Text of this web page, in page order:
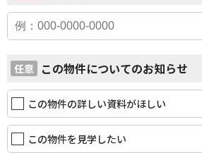
任意 この物件についてのお知らせ
この物件の詳しい資料がほしい
この物件を見学したい